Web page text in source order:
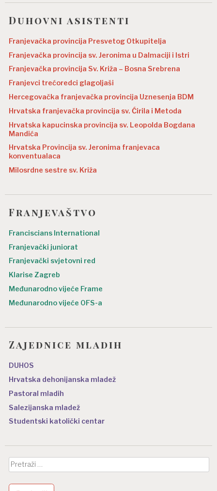
Duhovni asistenti
Franjevačka provincija Presvetog Otkupitelja
Franjevačka provincija sv. Jeronima u Dalmaciji i Istri
Franjevačka provincija Sv. Križa – Bosna Srebrena
Franjevci trećoredci glagoljaši
Hercegovačka franjevačka provincija Uznesenja BDM
Hrvatska franjevačka provincija sv. Ćirila i Metoda
Hrvatska kapucinska provincija sv. Leopolda Bogdana
Mandića
Hrvatska Provincija sv. Jeronima franjevaca
konventualaca
Milosrdne sestre sv. Križa
Franjevaštvo
Franciscians International
Franjevački juniorat
Franjevački svjetovni red
Klarise Zagreb
Međunarodno vijeće Frame
Međunarodno vijeće OFS-a
Zajednice mladih
DUHOS
Hrvatska dehonijanska mladež
Pastoral mladih
Salezijanska mladež
Studentski katolički centar
Pretraži: